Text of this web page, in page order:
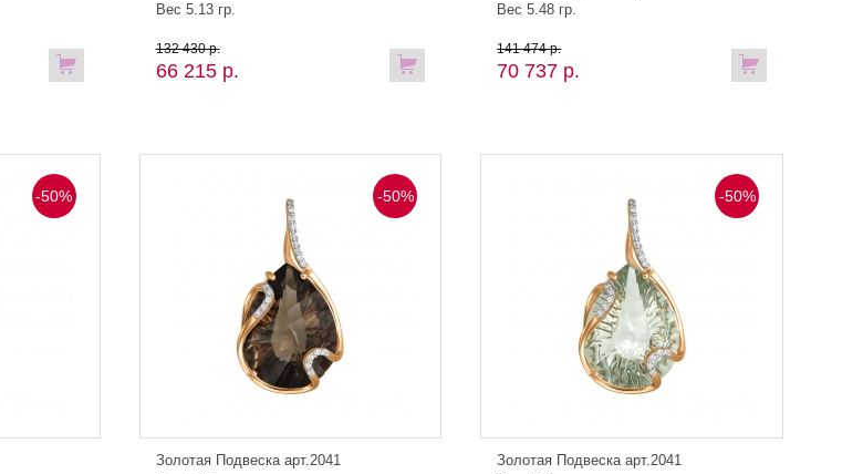
Вес 5.13 гр.
66 215 р.
132 430 р.
Вес 5.48 гр.
70 737 р.
141 474 р.
-50% -50%
Золотая Подвеска арт.2041
-50%
Золотая Подвеска арт.2041